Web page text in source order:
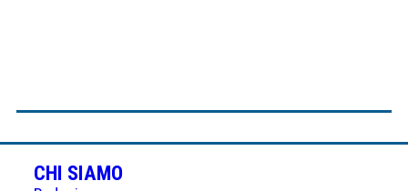
CHI SIAMO